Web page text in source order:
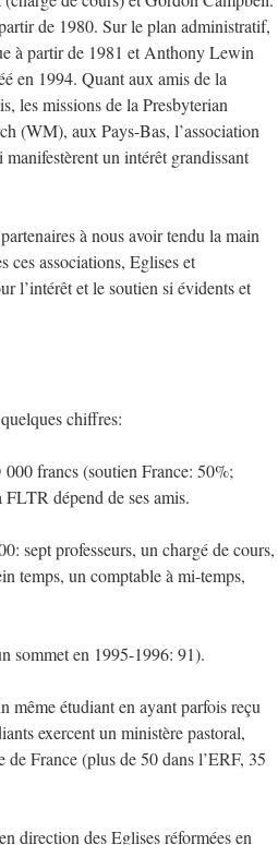
de 1980. Sur le plan administratif,
à partir de 1981 et Anthony Lewin
en 1994. Quant aux amis de la
les missions de la Presbyterian
(WM), aux Pays-Bas, l’association
un intérêt grandissant
à nous avoir tendu la main
ces associations, Eglises et
l’intérêt et le soutien si évidents et
chiffres:
francs (soutien France: 50%;
dépend de ses amis.
sept professeurs, un chargé de cours,
temps, un comptable à mi-temps,
sommet en 1995-1996: 91).
même étudiant en ayant parfois reçu
exercent un ministère pastoral,
France (plus de 50 dans l’ERF, 35
direction des Eglises réformées en